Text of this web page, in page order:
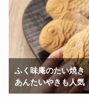
ふく味庵のたい焼
あんたいやきも人